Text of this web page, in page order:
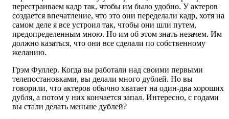
перестраиваем кадр так, чтобы им было удобно. У актеров
создается впечатление, что это они переделали кадр, хотя на
самом деле я все устроил так, чтобы они шли путем,
предопределенным мною. Но им об этом знать незачем. Им
должно казаться, что они все сделали по собственному
желанию.
Грэм Фуллер. Когда вы работали над своими первыми
телепостановками, вы делали много дублей. Но вы
говорили, что актеров обычно хватает на один-два хороших
дубля, а потом у них кончается запал. Интересно, с годами
вы стали делать меньше дублей?